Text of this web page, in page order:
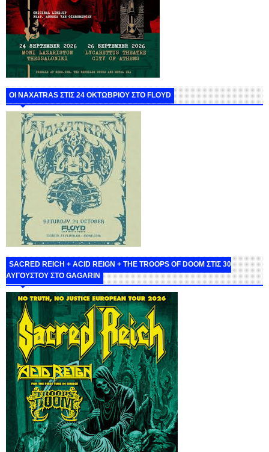
ΟΙ NAXATRAS ΣΤΙΣ 24 ΟΚΤΩΒΡΙΟΥ ΣΤΟ FLOYD
SACRED REICH + ACID REIGN + THE TROOPS OF DOOM ΣΤΙΣ 30
ΑΥΓΟΥΣΤΟΥ ΣΤΟ GAGARIN